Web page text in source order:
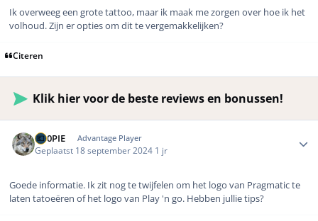
Ik overweeg een grote tattoo, maar ik maak me zorgen over hoe ik het
volhoud. Zijn er opties om dit te vergemakkelijken?
Citeren
Klik hier voor de beste reviews en bonussen!
D00PIE Advantage Player
Geplaatst 18 september 2024 1 jr
Goede informatie. Ik zit nog te twijfelen om het logo van Pragmatic te
laten tatoeëren of het logo van Play 'n go. Hebben jullie tips?